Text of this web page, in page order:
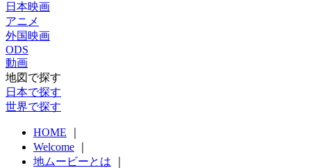
日本映画
アニメ
外国映画
ODS
動画
地図で探す
日本で探す
世界で探す
HOME
Welcome
地ムービーとは